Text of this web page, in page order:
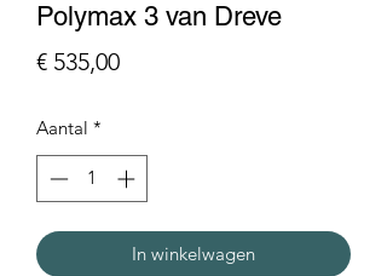
Polymax 3 van Dreve
€ 535,00Prijs
Aantal *
In winkelwagen